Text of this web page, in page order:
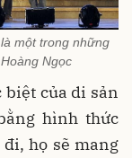
một trong những
Ngọc
biệt của di sản
hình thức
họ sẽ mang